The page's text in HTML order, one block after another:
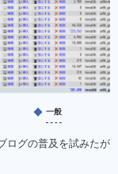
一般
ログの普及を試みたが